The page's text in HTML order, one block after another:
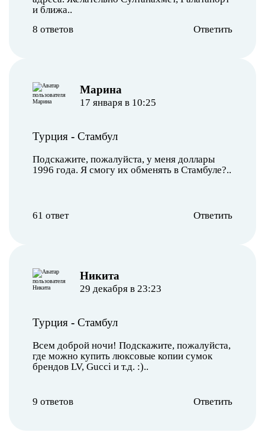
и ближа..
8 ответов
Ответить
Марина
17 января в 10:25
Турция - Стамбул
Подскажите, пожалуйста, у меня доллары
1996 года. Я смогу их обменять в Стамбуле?..
61 ответ Ответить
Никита
29 декабря в 23:23
Турция - Стамбул
Всем доброй ночи! Подскажите, пожалуйста,
где можно купить люксовые копии сумок
брендов LV, Gucci и т.д. :)..
9 ответов Ответить